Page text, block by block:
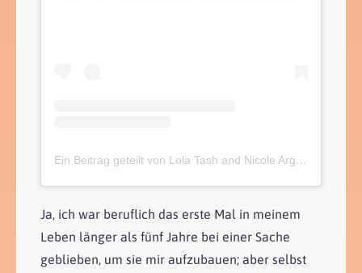
Ein Beitrag geteilt von Lola Tash and Nicole Argiris (@mytherapistsays)
Ja, ich war beruflich das erste Mal in meinem
Leben länger als fünf Jahre bei einer Sache
geblieben, um sie mir aufzubauen; aber selbst